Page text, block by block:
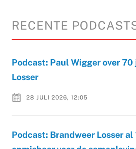
RECENTE
Podcast: Paul Wigger over 70
Losser
28 JULI 2026, 12:05
Podcast: Brandweer Losser al